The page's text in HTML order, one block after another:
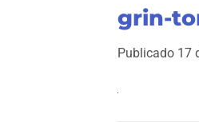
grin-
Publicado 17